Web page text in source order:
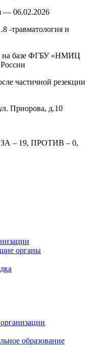
— 06.02.2026
-травматология и
на базе ФГБУ «НМИЦ
частичной резекции
Приорова, д.10
ЗА – 19, ПРОТИВ – 0,
органы
образование